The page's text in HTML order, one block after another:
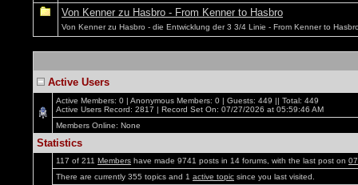
Von Kenner zu Hasbro - From Kenner to Hasbro
Von Kenner zu Hasbro - die Entwicklung der 3 3/4 Linie - From Kenner to
Active Users
Active Members: 0 | Anonymous Members: 0 | Guests: 449 || Total: 449
Active Users Record: 2817 | Record Set On: 07/27/2026 at 05:59:46 AM
Members Online: None
Statistics
117 of 211 Members have made 9741 posts in 14 forums, with the last post on
There are currently 355 topics and 1 active topic since you last visited.